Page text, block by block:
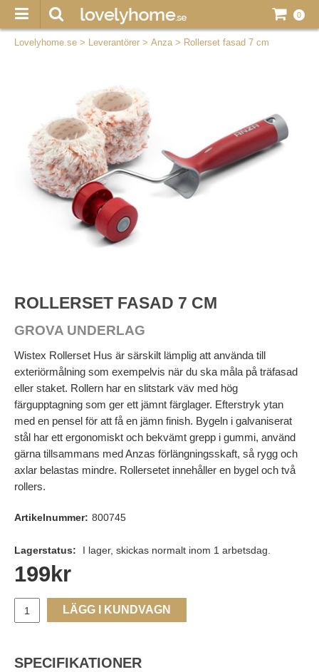
0
Lovelyhome.se > Leverantörer > Anza> Rollerset fasad 7 cm
ROLLERSET FASAD 7 CM
GROVA UNDERLAG
Wistex Rollerset Hus är särskilt lämplig att använda till
exteriörmålning som exempelvis när du ska måla på träfasad
eller staket. Rollern har en slitstark väv med hög
färgupptagning som ger ett jämnt färglager. Efterstryk ytan
med en pensel för att få en jämn finish. Bygeln i galvaniserat
stål har ett ergonomiskt och bekvämt grepp i gummi, använd
gärna tillsammans med Anzas förlängningsskaft, så rygg och
axlar belastas mindre. Rollersetet innehåller en bygel och två
rollers.
Artikelnummer: 800745
Lagerstatus: I lager, skickas normalt inom 1 arbetsdag.
199 kr
LÄGG I KUNDVAGN
SPECIFIKATIONER